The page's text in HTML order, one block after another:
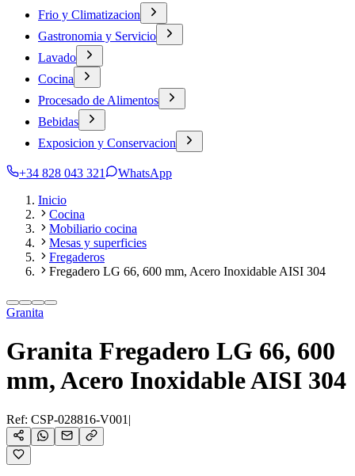
Frio y Climatizacion
Gastronomia y Servicio
Lavado
Cocina
Procesado de Alimentos
Bebidas
Exposicion y Conservacion
+34 828 043 321
WhatsApp
Inicio
Cocina
Mobiliario cocina
Mesas y superficies
Fregaderos
Fregadero LG 66, 600 mm, Acero Inoxidable AISI 304
Granita
Granita Fregadero LG 66, 600
mm, Acero Inoxidable AISI 304
Ref: CSP-028816-V001 |